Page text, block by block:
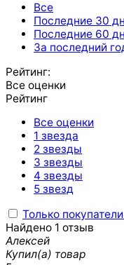
Все
Последние 30
Последние 60
За последний
Рейтинг:
Все оценки
Рейтинг
Все оценки
1 звезда
2 звезды
3 звезды
4 звезды
5 звезд
Только покупатели
Найдено 1 отзыв
Алексей
Купил(а) товар